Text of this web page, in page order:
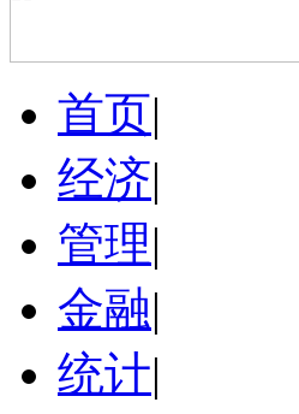
首页|
经济|
管理|
金融|
统计|